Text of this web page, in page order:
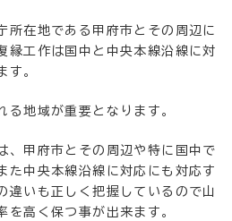
所在地である甲府市とその周辺に
縁工作は国中と中央本線沿線に対
。
地域が重要となります。
、甲府市とその周辺や特に国中で
た中央本線沿線に対応にも対応す
違いも正しく把握しているので山
高く保つ事が出来ます。